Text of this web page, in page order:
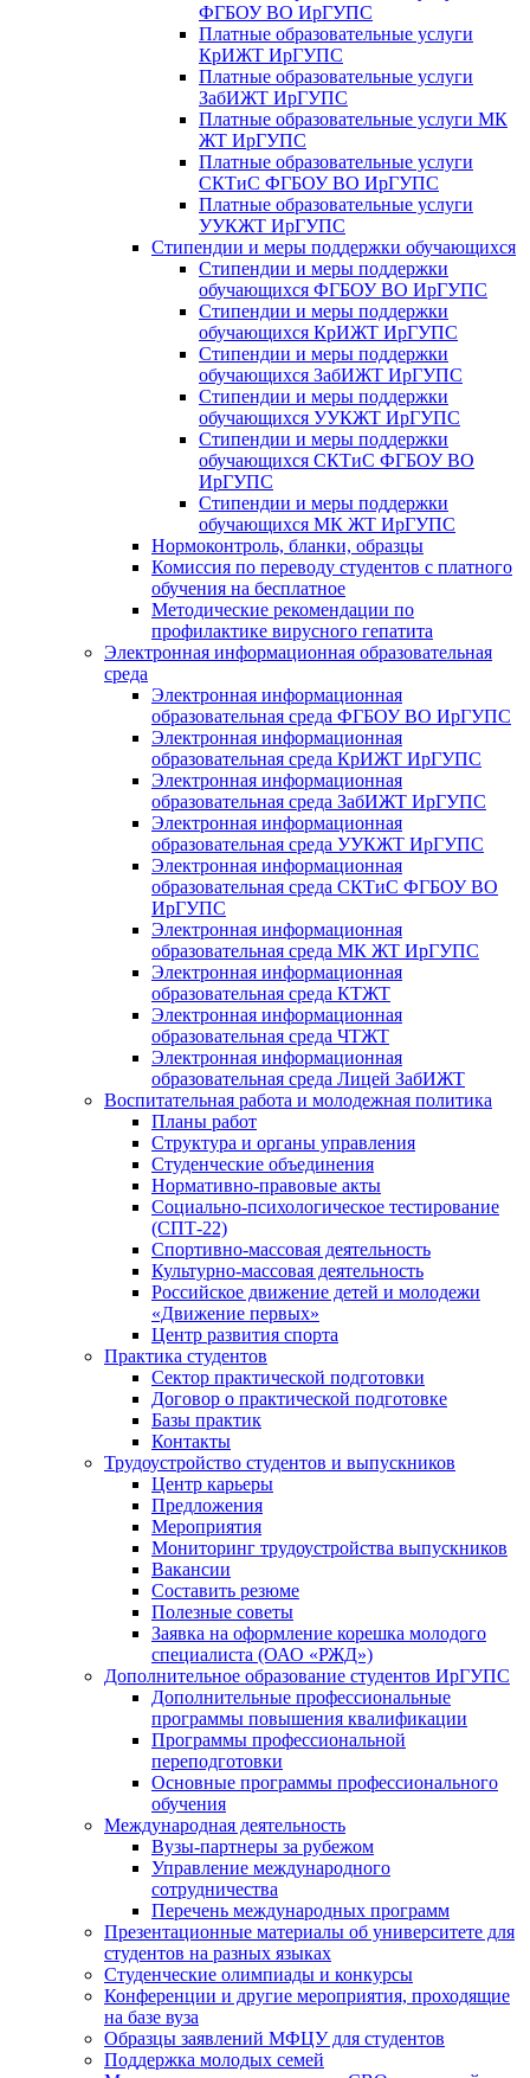
ФГБОУ ВО ИрГУПС
Платные образовательные услуги
КрИЖТ ИрГУПС
Платные образовательные услуги
ЗабИЖТ ИрГУПС
Платные образовательные услуги МК
ЖТ ИрГУПС
Платные образовательные услуги
СКТиС ФГБОУ ВО ИрГУПС
Платные образовательные услуги
УУКЖТ ИрГУПС
Стипендии и меры поддержки обучающихся
Стипендии и меры поддержки
обучающихся ФГБОУ ВО ИрГУПС
Стипендии и меры поддержки
обучающихся КрИЖТ ИрГУПС
Стипендии и меры поддержки
обучающихся ЗабИЖТ ИрГУПС
Стипендии и меры поддержки
обучающихся УУКЖТ ИрГУПС
Стипендии и меры поддержки
обучающихся СКТиС ФГБОУ ВО
ИрГУПС
Стипендии и меры поддержки
обучающихся МК ЖТ ИрГУПС
Нормоконтроль, бланки, образцы
Комиссия по переводу студентов с платного
обучения на бесплатное
Методические рекомендации по
профилактике вирусного гепатита
Электронная информационная образовательная
среда
Электронная информационная
образовательная среда ФГБОУ ВО ИрГУПС
Электронная информационная
образовательная среда КрИЖТ ИрГУПС
Электронная информационная
образовательная среда ЗабИЖТ ИрГУПС
Электронная информационная
образовательная среда УУКЖТ ИрГУПС
Электронная информационная
образовательная среда СКТиС ФГБОУ ВО
ИрГУПС
Электронная информационная
образовательная среда МК ЖТ ИрГУПС
Электронная информационная
образовательная среда КТЖТ
Электронная информационная
образовательная среда ЧТЖТ
Электронная информационная
образовательная среда Лицей ЗабИЖТ
Воспитательная работа и молодежная политика
Планы работ
Структура и органы управления
Студенческие объединения
Нормативно-правовые акты
Социально-психологическое тестирование
(СПТ-22)
Спортивно-массовая деятельность
Культурно-массовая деятельность
Российское движение детей и молодежи
«Движение первых»
Центр развития спорта
Практика студентов
Сектор практической подготовки
Договор о практической подготовке
Базы практик
Контакты
Трудоустройство студентов и выпускников
Центр карьеры
Предложения
Мероприятия
Мониторинг трудоустройства выпускников
Вакансии
Составить резюме
Полезные советы
Заявка на оформление корешка молодого
специалиста (ОАО «РЖД»)
Дополнительное образование студентов ИрГУПС
Дополнительные профессиональные
программы повышения квалификации
Программы профессиональной
переподготовки
Основные программы профессионального
обучения
Международная деятельность
Вузы-партнеры за рубежом
Управление международного
сотрудничества
Перечень международных программ
Презентационные материалы об университете для
студентов на разных языках
Студенческие олимпиады и конкурсы
Конференции и другие мероприятия, проходящие
на базе вуза
Образцы заявлений МФЦУ для студентов
Поддержка молодых семей